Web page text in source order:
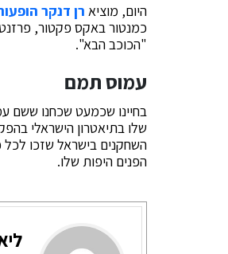
היום, מוציא רן דנקר
כמנטור באקס פקטור,
"הכוכב הבא".
עמוס תמם
בחיינו שכמעט שכחנו ששם
שלו בתיאטרון הישראלי
השחקנים בישראל שזכו לכל
הפנים היפות שלו.